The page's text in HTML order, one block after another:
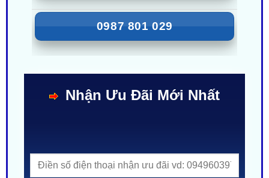
ZALO
0987 801 029